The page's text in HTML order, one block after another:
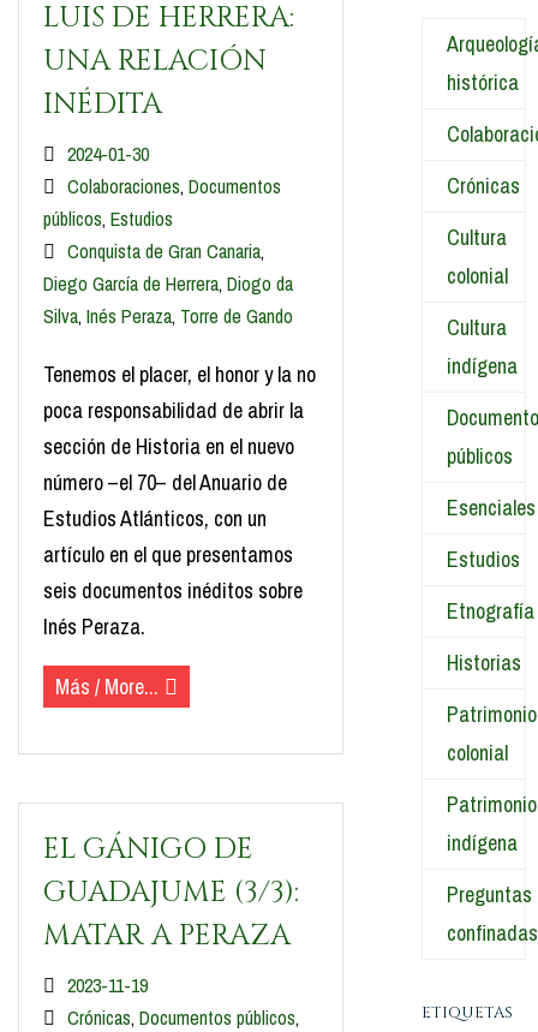
LUIS DE HERRERA:
UNA RELACIÓN
INÉDITA
2024-01-30
Colaboraciones,Documentos
públicos,Estudios
Conquista de Gran Canaria,
Diego García de Herrera,Diogo da
Silva,Inés Peraza, Torre de Gando
Tenemos el placer, el honor y la no
poca responsabilidad de abrir la
sección de Historia en el nuevo
número –el 70– del Anuario de
Estudios Atlánticos, con un
artículo en el que presentamos
seis documentos inéditos sobre
Inés Peraza.
Más / More...
EL GÁNIGO DE
GUADAJUME (3/3):
MATAR A PERAZA
2023-11-19
Crónicas,Documentos públicos,
histórica
Crónicas
Cultura
colonial
Cultura
indígena
públicos
Esenciales
Estudios
Etnografía
Historias
Patrimonio
colonial
Patrimonio
indígena
Preguntas
confinadas
ETIQUETAS